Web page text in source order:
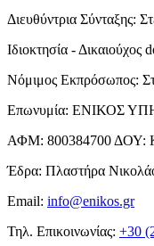
Διευθύντρια Σύνταξης:
Ιδιοκτησία - Δικαιούχος
Νόμιμος Εκπρόσωπος:
Επωνυμία: ΕΝΙΚΟΣ
ΑΦΜ: 800384700 ΔΟΥ:
Έδρα: Πλαστήρα
Email: info@enikos.gr
Τηλ. Επικοινωνίας: +30